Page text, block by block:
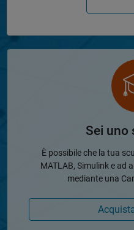
Sei uno
È possibile che la tua
MATLAB, Simulink e ad
mediante una